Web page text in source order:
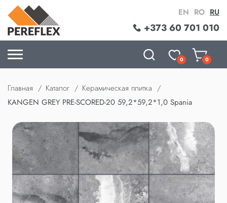
+373 60 701 010
EN RO RU
0 0
Главная Каталог
Керамическая плитка
KANGEN GREY PRE-SCORED-20 59,2*59,2*1,0 Spania